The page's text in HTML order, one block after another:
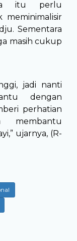
itu perlu
Sementara
masih cukup
jadi nanti
dengan
perhatian
ujarnya, (R-